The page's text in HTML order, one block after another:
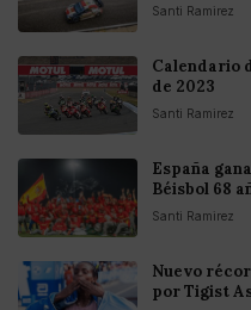
Santi Ramirez
Calendario
de 2023
Santi Ramirez
España
Béisbol 68
Santi Ramirez
Nuevo
por Tigist